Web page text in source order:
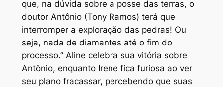
que, na dúvida sobre a posse das terras, o
doutor Antônio (Tony Ramos) terá que
interromper a exploração das pedras! Ou
seja, nada de diamantes até o fim do
processo.” Aline celebra sua vitória sobre
Antônio, enquanto Irene fica furiosa ao ver
seu plano fracassar, percebendo que suas